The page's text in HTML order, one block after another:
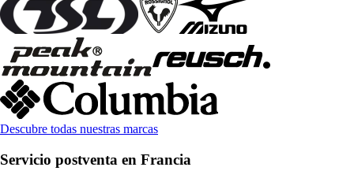
Descubre todas nuestras marcas
Servicio postventa en Francia